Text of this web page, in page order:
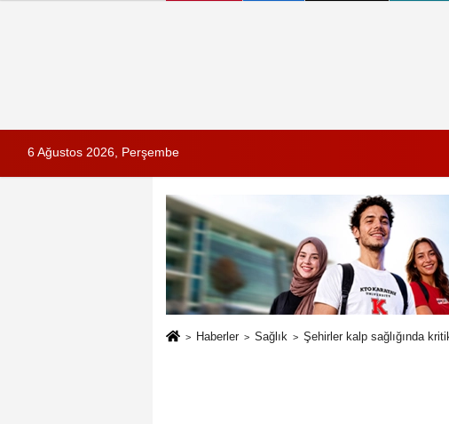
6 Ağustos 2026, Perşembe
Haberler Sağlık Şehirler kalp sağlığında